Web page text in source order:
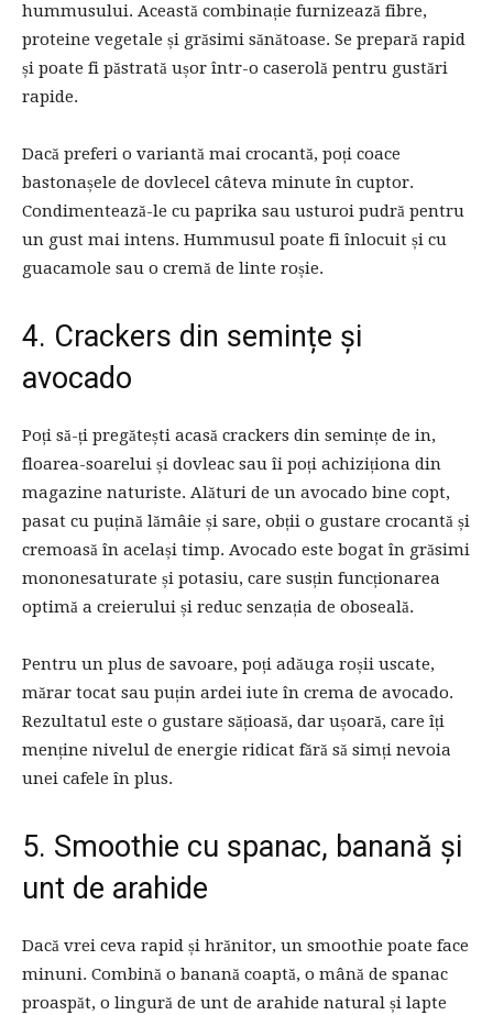
hummusului. Această combinație furnizează fibre,
proteine vegetale și grăsimi sănătoase. Se prepară rapid
și poate fi păstrată ușor într-o caserolă pentru gustări
rapide.
Dacă preferi o variantă mai crocantă, poți coace
bastonașele de dovlecel câteva minute în cuptor.
Condimentează-le cu paprika sau usturoi pudră pentru
un gust mai intens. Hummusul poate fi înlocuit și cu
guacamole sau o cremă de linte roșie.
4. Crackers din semințe și
avocado
Poți să-ți pregătești acasă crackers din semințe de in,
floarea-soarelui și dovleac sau îi poți achiziționa din
magazine naturiste. Alături de un avocado bine copt,
pasat cu puțină lămâie și sare, obții o gustare crocantă și
cremoasă în același timp. Avocado este bogat în grăsimi
mononesaturate și potasiu, care susțin funcționarea
optimă a creierului și reduc senzația de oboseală.
Pentru un plus de savoare, poți adăuga roșii uscate,
mărar tocat sau puțin ardei iute în crema de avocado.
Rezultatul este o gustare sățioasă, dar ușoară, care îți
menține nivelul de energie ridicat fără să simți nevoia
unei cafele în plus.
5. Smoothie cu spanac, banană și
unt de arahide
Dacă vrei ceva rapid și hrănitor, un smoothie poate face
minuni. Combină o banană coaptă, o mână de spanac
proaspăt, o lingură de unt de arahide natural și lapte